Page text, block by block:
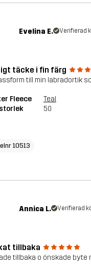
Evelina E. Verifierad
täcke i fin färg
till min labradortik
Fleece
Teal
50
10513
Annica L. Verifierad
tillbaka
tillbaka o önskade byte